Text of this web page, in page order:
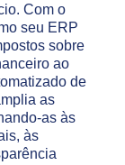
Com o
seu ERP
sobre
ao
de
as
as às
às